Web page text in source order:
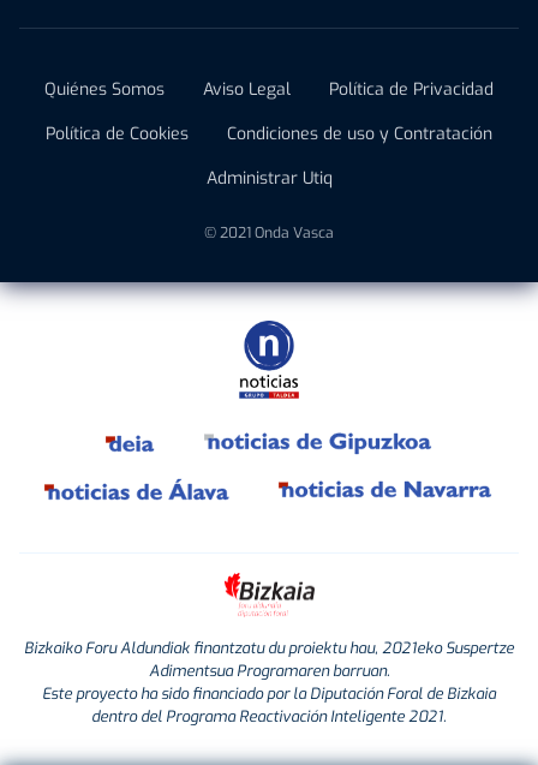
Quiénes Somos Aviso Legal
Política de Privacidad
Política de Cookies
Condiciones de uso y Contratación
Administrar Utiq
© 2021 Onda Vasca
Bizkaiko Foru Aldundiak finantzatu du proiektu hau, 2021eko Suspertze
Adimentsua Programaren barruan.
Este proyecto ha sido financiado por la Diputación Foral de Bizkaia
dentro del Programa Reactivación Inteligente 2021.